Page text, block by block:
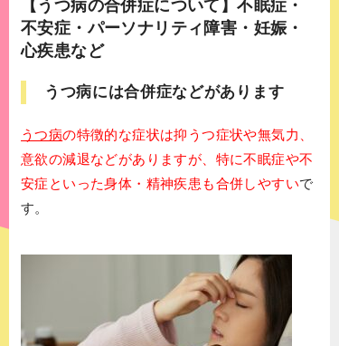
【うつ病の合併症について】不眠症・
不安症・パーソナリティ障害・妊娠・
心疾患など
うつ病には合併症などがあります
うつ病の特徴的な症状は抑うつ症状や無気力、
意欲の減退などがありますが、特に不眠症や不
安症といった身体・精神疾患も合併しやすいで
す。